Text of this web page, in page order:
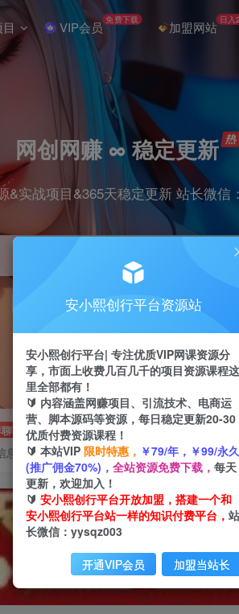
VIP会员 免费下载 加盟网站 日入
网创网赚 ∞ 稳定更新
&实战项目&365天稳定更新 站长微信
抖音 挂机 直播 小红书
息差
推广赚
推广返
安小熙创行平台资源站
安小熙创行平台| 专注优质VIP网课资源分
享，市面上收费几百几千的项目资源课程这
里全部都有！
🔰 内容涵盖网赚项目、引流技术、电商运
营、脚本源码等资源，每日稳定更新20-30
优质付费资源课程！
🔰 本站VIP 限时特惠， ￥79/年，￥99/永久
(推广佣金70%)， 全站资源免费下载， 每天
更新，欢迎加入！
🔰 安小熙创行平台开放加盟，搭建一个和
安小熙创行平台站一样的知识付费平台， 站
长微信：yysqz003
开通VIP会员 加盟当站长